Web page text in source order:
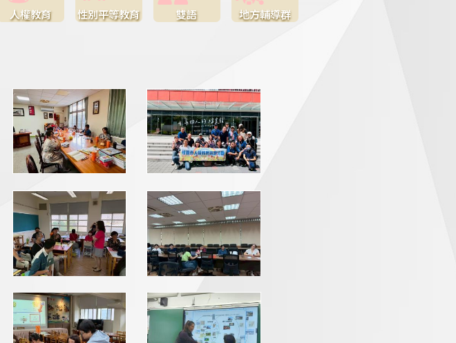
人權教育 性別平等教育 雙語 地方輔導群